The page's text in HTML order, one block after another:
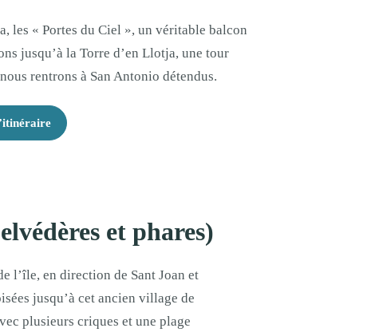
les « Portes du Ciel », un véritable balcon
jusqu’à la Torre d’en Llotja, une tour
rentrons à San Antonio détendus.
et phares)
l’île, en direction de Sant Joan et
jusqu’à cet ancien village de
plusieurs criques et une plage